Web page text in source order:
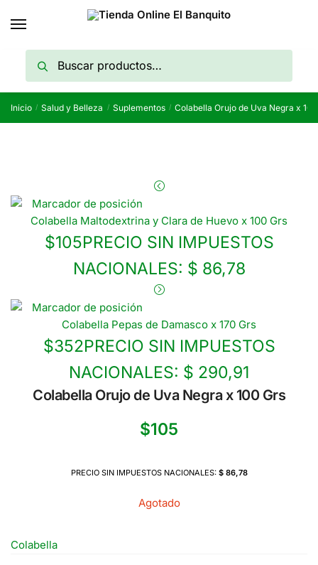
por:
Buscar
Inicio / Salud y Belleza / Suplementos / Colabella Orujo de Uva Negra x
Colabella Maltodextrina y Clara de Huevo x 100 Grs
$105PRECIO SIN IMPUESTOS
NACIONALES: $ 86,78
Colabella Pepas de Damasco x 170 Grs
$352PRECIO SIN IMPUESTOS
NACIONALES: $ 290,91
Colabella Orujo de Uva Negra x 100 Grs
$105
PRECIO SIN IMPUESTOS NACIONALES: $ 86,78
Agotado
Colabella